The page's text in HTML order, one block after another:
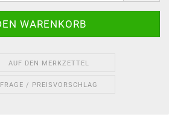
AUF DEN MERKZETTEL
FRAGE / PREISVORSCHLAG